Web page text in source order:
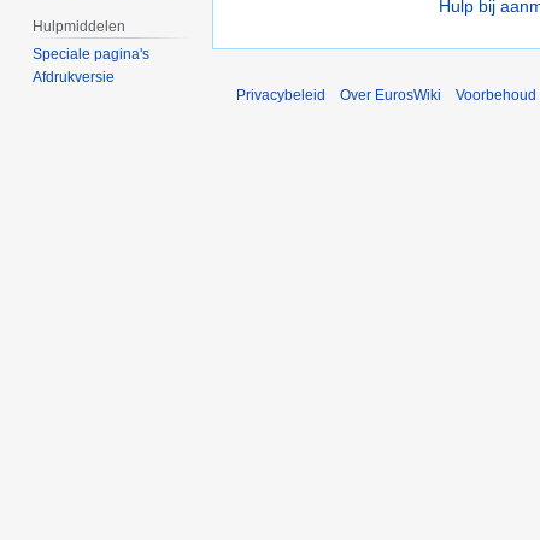
Hulp bij
Hulpmiddelen
Speciale pagina's
Afdrukversie
Privacybeleid
Over EurosWiki Voorbehoud